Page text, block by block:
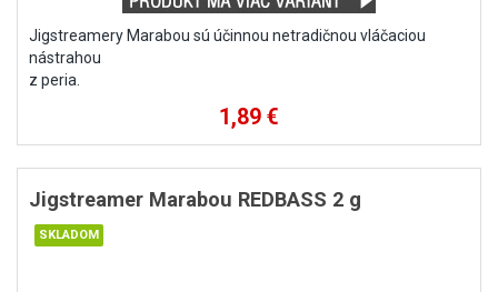
Jigstreamery Marabou sú účinnou netradičnou vláčaciou
nástrahou
z peria.
1,89 €
Jigstreamer Marabou REDBASS 2 g